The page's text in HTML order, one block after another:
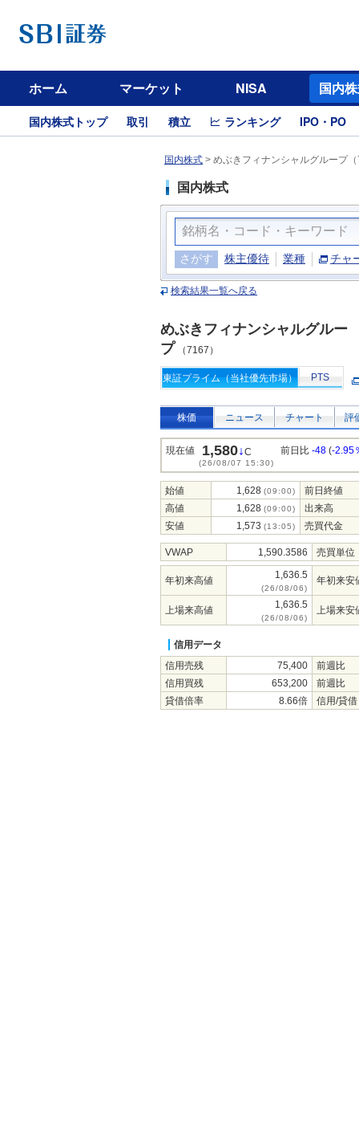
ホーム マーケット NISA 国内
国内株式トップ 取引 積立 ランキング IPO・PO
国内株式 > めぶきフィナンシャルグループ
国内株式
さがす 株主優待 業種 チャ
検索結果一覧へ戻る
めぶきフィナンシャルグルー
プ （7167）
東証プライム（当社優先市場） PTS
株価 ニュース チャート 評
現在値 1,580↓C
(26/08/07 15:30)
前日比 -48 (-2.95
始値 1,628 (09:00)
前日終値
高値
1,628 (09:00)
出来高
安値
1,573 (13:05) 売買代金
VWAP 1,590.3586 売買単位
年初来高値 1,636.5
(26/08/06)
年初来安
上場来高値 1,636.5
(26/08/06)
上場来安
信用データ
信用売残
75,400
前週比
信用買残
653,200
前週比
貸借倍率
8.66倍 信用/貸借